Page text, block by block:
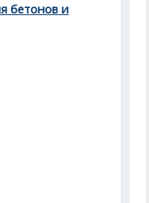
бетонов и